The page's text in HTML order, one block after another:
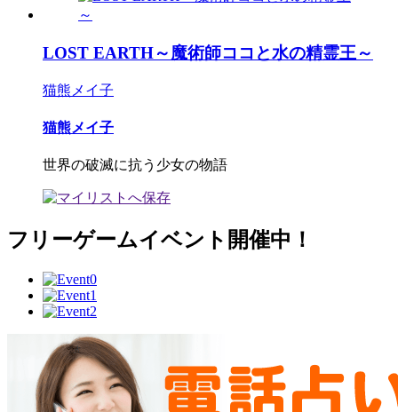
LOST EARTH～魔術師ココと水の精霊王～
猫熊メイ子
猫熊メイ子
世界の破滅に抗う少女の物語
フリーゲームイベント開催中！